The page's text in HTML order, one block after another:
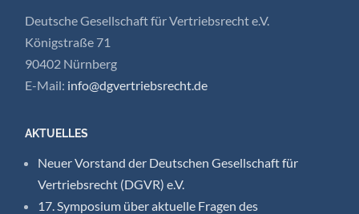
Deutsche Gesellschaft für Vertriebsrecht e.V.
Königstraße 71
90402 Nürnberg
E-Mail: info@dgvertriebsrecht.de
AKTUELLES
Neuer Vorstand der Deutschen Gesellschaft für
Vertriebsrecht (DGVR) e.V.
17. Symposium über aktuelle Fragen des